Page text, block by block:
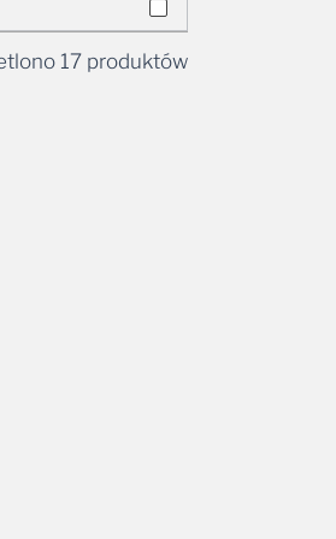
17 produktów